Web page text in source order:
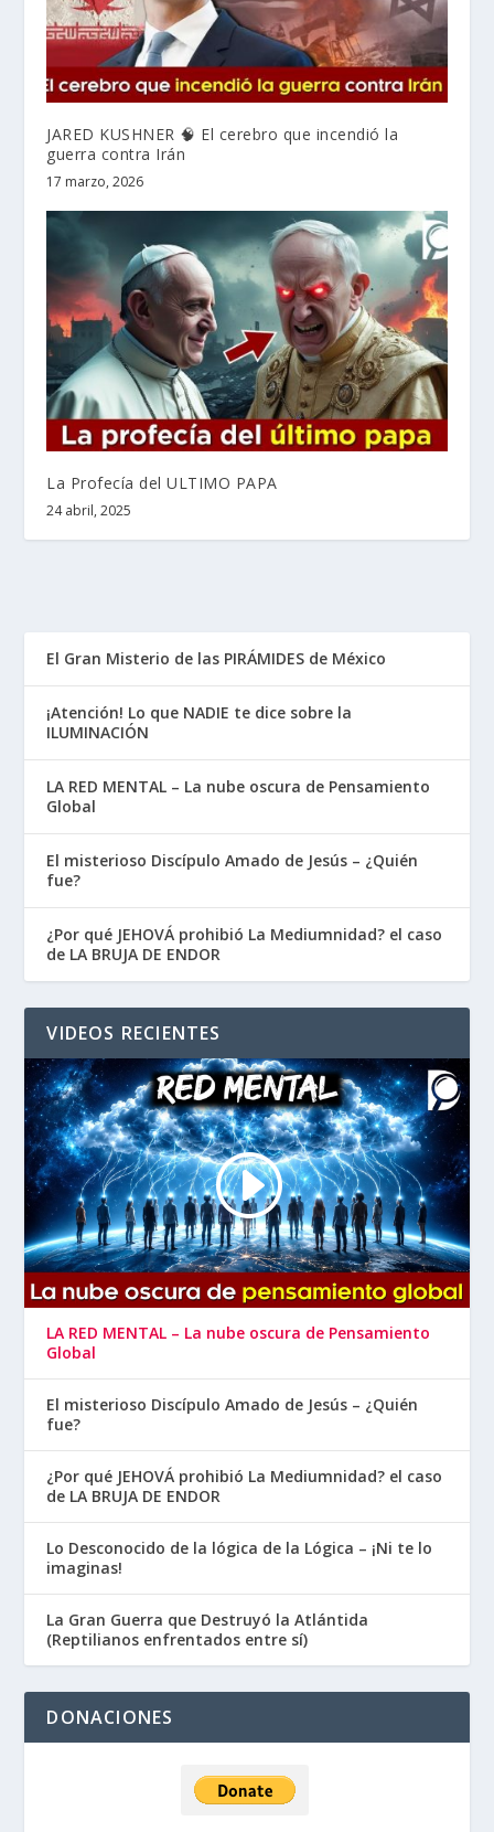
JARED KUSHNER 🧠 El cerebro que incendió la
guerra contra Irán
17 marzo, 2026
La Profecía del ULTIMO PAPA
24 abril, 2025
El Gran Misterio de las PIRÁMIDES de México
¡Atención! Lo que NADIE te dice sobre la
ILUMINACIÓN
LA RED MENTAL – La nube oscura de Pensamiento
Global
El misterioso Discípulo Amado de Jesús – ¿Quién
fue?
¿Por qué JEHOVÁ prohibió La Mediumnidad? el caso
de LA BRUJA DE ENDOR
VIDEOS RECIENTES
LA RED MENTAL – La nube oscura de Pensamiento
Global
El misterioso Discípulo Amado de Jesús – ¿Quién
fue?
¿Por qué JEHOVÁ prohibió La Mediumnidad? el caso
de LA BRUJA DE ENDOR
Lo Desconocido de la lógica de la Lógica – ¡Ni te lo
imaginas!
La Gran Guerra que Destruyó la Atlántida
(Reptilianos enfrentados entre sí)
DONACIONES